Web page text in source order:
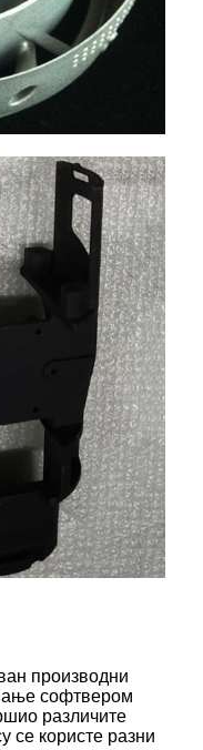
производни
софтвером
различите
се користе разни